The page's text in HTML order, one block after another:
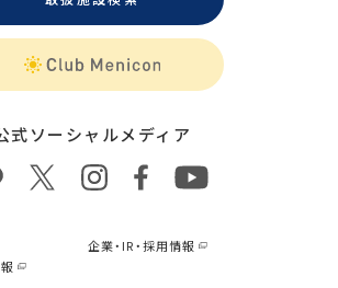
式ソーシャルメディア
企業・IR・採用情報